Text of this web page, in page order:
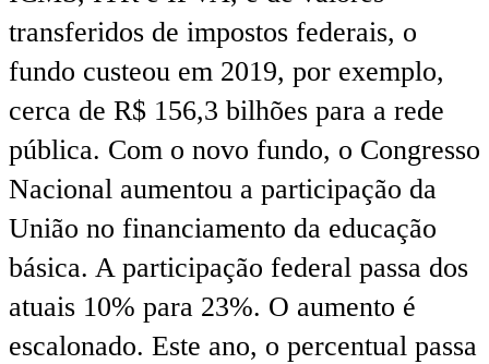
transferidos de impostos federais, o
fundo custeou em 2019, por exemplo,
cerca de R$ 156,3 bilhões para a rede
pública. Com o novo fundo, o Congresso
Nacional aumentou a participação da
União no financiamento da educação
básica. A participação federal passa dos
atuais 10% para 23%. O aumento é
escalonado. Este ano, o percentual passa